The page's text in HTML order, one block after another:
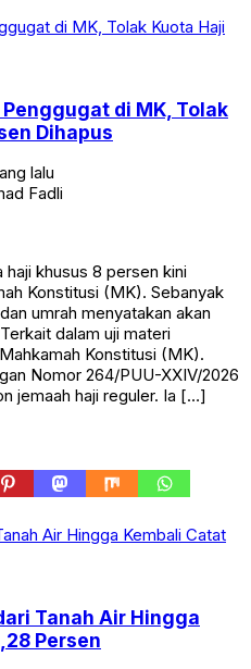
di MK, Tolak
Dihapus
lalu
Fadli
khusus 8 persen kini
Konstitusi (MK). Sebanyak
umrah menyatakan akan
dalam uji materi
Konstitusi (MK).
Nomor 264/PUU-XXIV/2026
jemaah haji reguler. Ia […]
Tanah Air Hingga
Persen